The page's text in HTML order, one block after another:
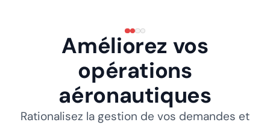
Améliorez vos
opérations
aéronautiques
Rationalisez la gestion de vos demandes et